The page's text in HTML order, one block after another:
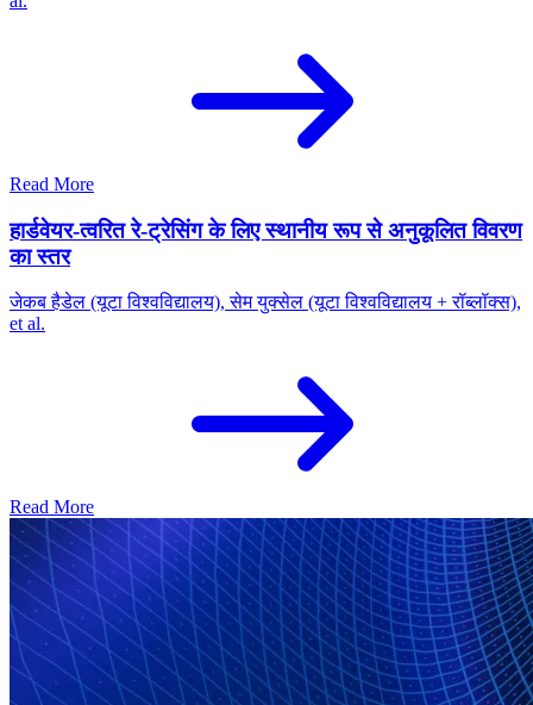
Read More
हार्डवेयर-त्वरित रे-ट्रेसिंग के लिए स्थानीय रूप से अनुकूलित विवरण
का स्तर
जेकब हैडेल (यूटा विश्वविद्यालय), सेम युक्सेल (यूटा विश्वविद्यालय + रॉब्लॉक्स),
et al.
Read More